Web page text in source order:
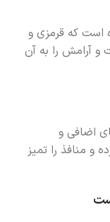
است که قرمزی و
آرامش را به آن
اضافی و
و منافذ را تمیز